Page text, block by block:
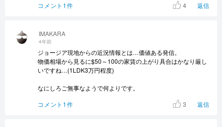
IMAKARA
4年前
ジョージア現地からの近況情報とは…価値ある発信。
物価相場から見るに$50～100の家賃の上がり具合はかなり厳し
いですね…(1LDK3万円程度)
なにしろご無事なようで何よりです。
コメント1件
3 返信
コメント1件
4 返信